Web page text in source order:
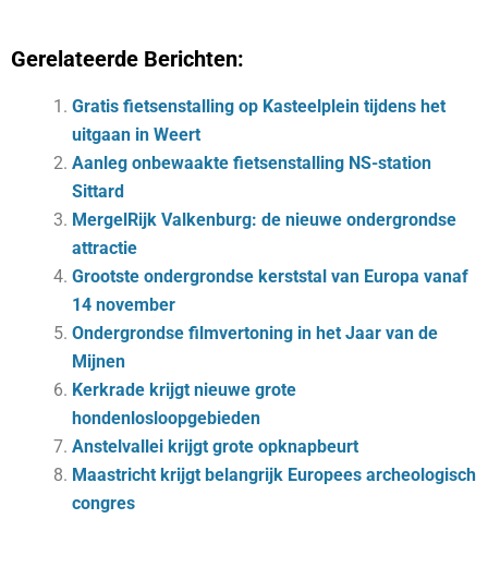
Gerelateerde Berichten:
Gratis fietsenstalling op Kasteelplein tijdens het
uitgaan in Weert
Aanleg onbewaakte fietsenstalling NS-station
Sittard
MergelRijk Valkenburg: de nieuwe ondergrondse
attractie
Grootste ondergrondse kerststal van Europa vanaf
14 november
Ondergrondse filmvertoning in het Jaar van de
Mijnen
Kerkrade krijgt nieuwe grote
hondenlosloopgebieden
Anstelvallei krijgt grote opknapbeurt
Maastricht krijgt belangrijk Europees archeologisch
congres